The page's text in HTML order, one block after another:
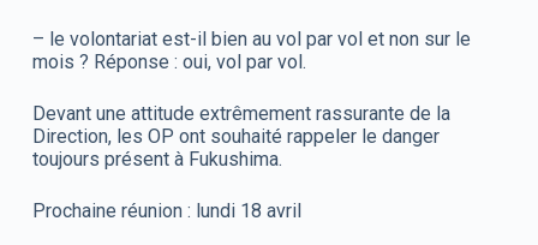
– le volontariat est-il bien au vol par vol et non sur le
mois ? Réponse : oui, vol par vol.
Devant une attitude extrêmement rassurante de la
Direction, les OP ont souhaité rappeler le danger
toujours présent à Fukushima.
Prochaine réunion : lundi 18 avril